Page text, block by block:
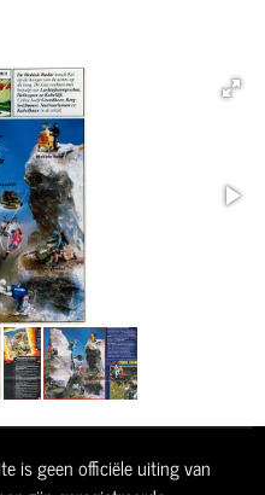
is geen officiële uiting van